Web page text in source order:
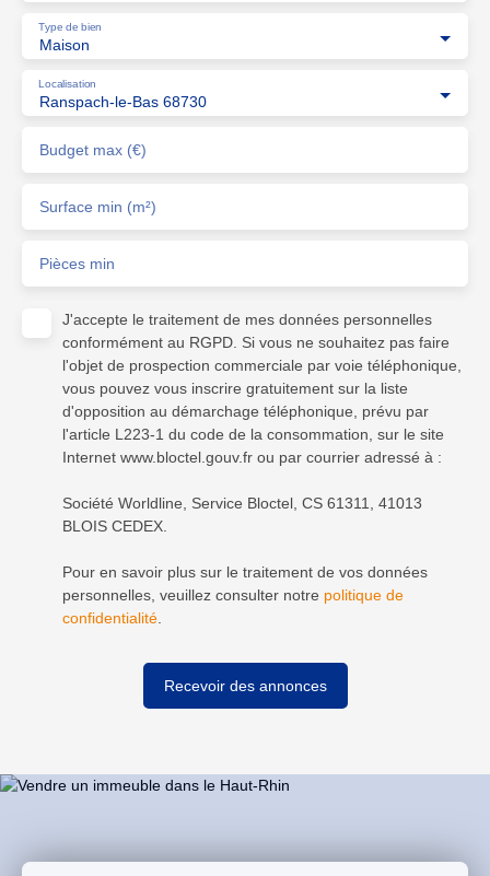
Maison
Type de bien
Ranspach-le-Bas 68730
Localisation
Budget max (€)
Surface min (m²)
Pièces min
J'accepte le traitement de mes données personnelles
conformément au RGPD. Si vous ne souhaitez pas faire
l'objet de prospection commerciale par voie téléphonique,
vous pouvez vous inscrire gratuitement sur la liste
d'opposition au démarchage téléphonique, prévu par
l'article L223-1 du code de la consommation, sur le site
Internet www.bloctel.gouv.fr ou par courrier adressé à :
Société Worldline, Service Bloctel, CS 61311, 41013
BLOIS CEDEX.
Pour en savoir plus sur le traitement de vos données
personnelles, veuillez consulter notre politique de
confidentialité.
Recevoir des annonces